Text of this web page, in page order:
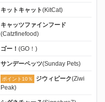
キットキャット(KitCat)
キャッツファインフード
(Catzfinefood)
ゴー！ (GO！)
サンデーペッツ(Sunday Pets)
ポイント10％ ジウィピーク(Ziwi
Peak)